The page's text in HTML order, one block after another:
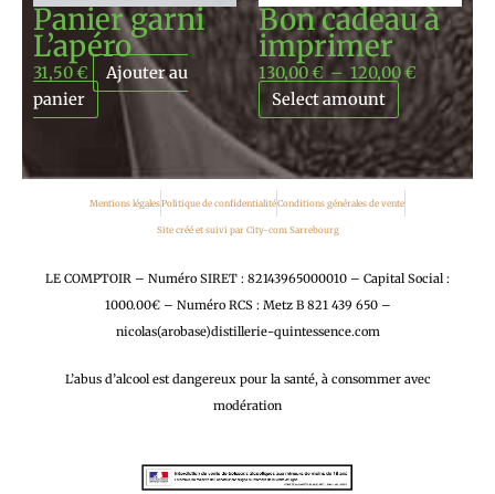
Panier garni
L’apéro
31,50€
Ajouter au
panier
Bon cadeau à
imprimer
130,00€ – 120,00€
Select amount
Mentions légalesPolitique de confidentialitéConditions générales de vente
Site créé et suivi par City-com Sarrebourg
LE COMPTOIR – Numéro SIRET : 82143965000010 – Capital Social :
1000.00€ – Numéro RCS : Metz B 821 439 650 –
nicolas(arobase)distillerie-quintessence.com
L’abus d’alcool est dangereux pour la santé, à consommer avec
modération